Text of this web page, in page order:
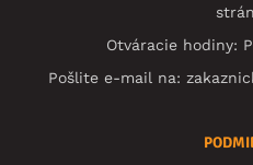
Otváracie hodiny:
Pošlite e-mail na: